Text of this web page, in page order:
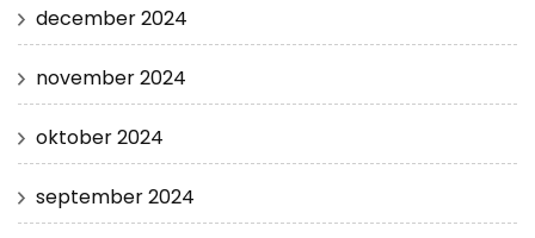
december 2024
november 2024
oktober 2024
september 2024